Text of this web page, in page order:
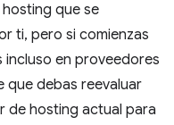
que se
ti, pero si comienzas
incluso en proveedores
que debas reevaluar
de hosting actual para